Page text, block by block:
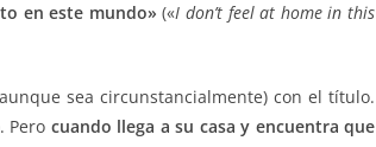
en este mundo»(«I don’t feel at home in this
sea circunstancialmente) con el título.
Pero cuando llega a su casa y encuentra que